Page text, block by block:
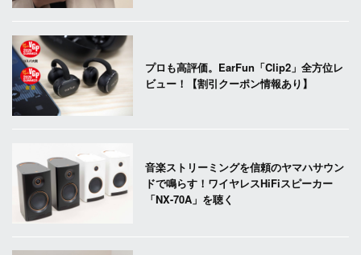
プロも高評価。EarFun「Clip2」全方位レ
ビュー！【割引クーポン情報あり】
音楽ストリーミングを信頼のヤマハサウン
ドで鳴らす！ワイヤレスHiFiスピーカー
「NX-70A」を聴く